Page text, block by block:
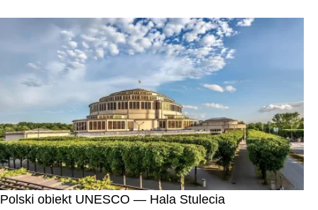
Polski obiekt UNESCO — Hala Stulecia